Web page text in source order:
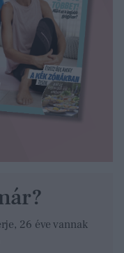
26 éve vannak